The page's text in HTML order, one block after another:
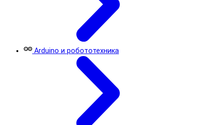
Arduino и робототехника